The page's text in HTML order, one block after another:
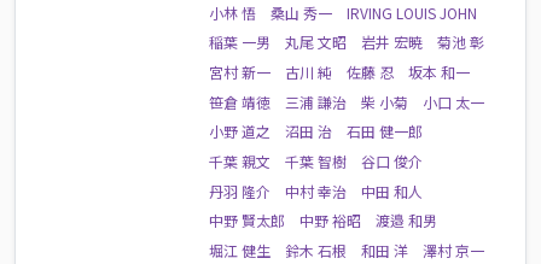
小林 悟
桑山 秀一
IRVING LOUIS JOHN
稲葉 一男
丸尾 文昭 岩井 宏暁
菊池 彰
宮村 新一
古川 純 佐藤 忍
坂本 和一
笹倉 靖徳
三浦 謙治 柴 小菊
小口 太一
小野 道之
沼田 治
石田 健一郎
千葉 親文
千葉 智樹
谷口 俊介
丹羽 隆介
中村 幸治
中田 和人
中野 賢太郎
中野 裕昭
渡邉 和男
堀江 健生
鈴木 石根 和田 洋 澤村 京一